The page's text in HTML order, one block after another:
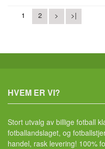
1 2 > >|
HVEM ER VI?
Stort utvalg av billige fotball
fotballandslaget, og
handel, rask levering! 100%